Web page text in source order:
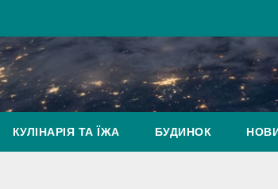
КУЛІНАРІЯ ТА ЇЖА БУДИНОК